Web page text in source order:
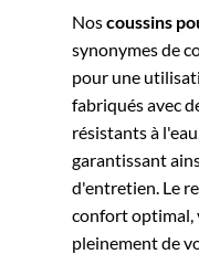
Noscoussins
synonymes de
pour une
fabriqués avec
résistants à
garantissant
d'entretien. Le
confort optimal,
pleinement de